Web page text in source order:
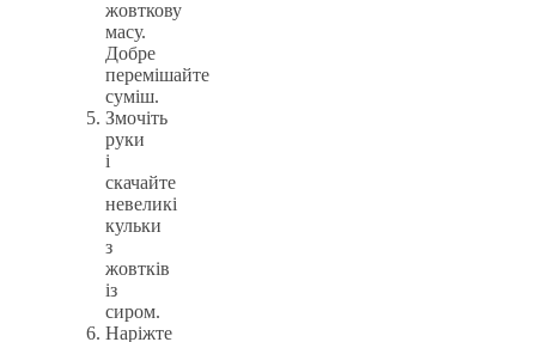
жовткову
масу.
Добре
перемішайте
суміш.
Змочіть
руки
і
скачайте
невеликі
кульки
з
жовтків
із
сиром.
Наріжте